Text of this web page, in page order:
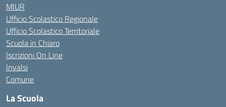
MIUR
Ufficio Scolastico Regionale
Ufficio Scolastico Territoriale
Scuola in Chiaro
Iscrizioni On Line
Invalsi
Comune
La Scuola